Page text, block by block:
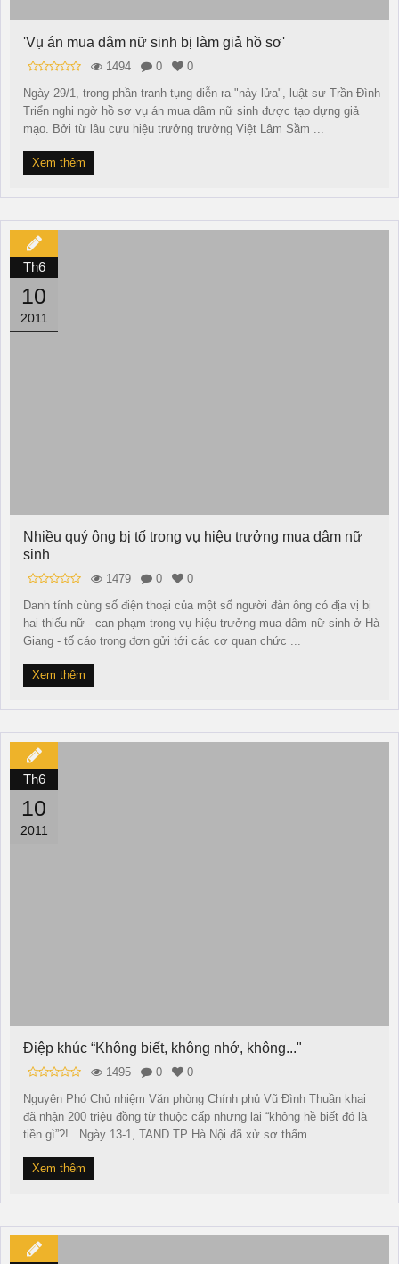
'Vụ án mua dâm nữ sinh bị làm giả hồ sơ'
1494 0
0
Ngày 29/1, trong phần tranh tụng diễn ra "nảy lửa", luật sư Trần Đình
Triển nghi ngờ hồ sơ vụ án mua dâm nữ sinh được tạo dựng giả
mạo. Bởi từ lâu cựu hiệu trưởng trường Việt Lâm Sầm ...
Xem thêm
Th6
10
2011
Nhiều quý ông bị tố trong vụ hiệu trưởng mua dâm nữ
sinh
1479 0
0
Danh tính cùng số điện thoại của một số người đàn ông có địa vị bị
hai thiếu nữ - can phạm trong vụ hiệu trưởng mua dâm nữ sinh ở Hà
Giang - tố cáo trong đơn gửi tới các cơ quan chức ...
Xem thêm
Th6
10
2011
Ðiệp khúc “Không biết, không nhớ, không..."
1495 0
0
Nguyên Phó Chủ nhiệm Văn phòng Chính phủ Vũ Đình Thuần khai
đã nhận 200 triệu đồng từ thuộc cấp nhưng lại “không hề biết đó là
tiền gì”?! Ngày 13-1, TAND TP Hà Nội đã xử sơ thẩm ...
Xem thêm